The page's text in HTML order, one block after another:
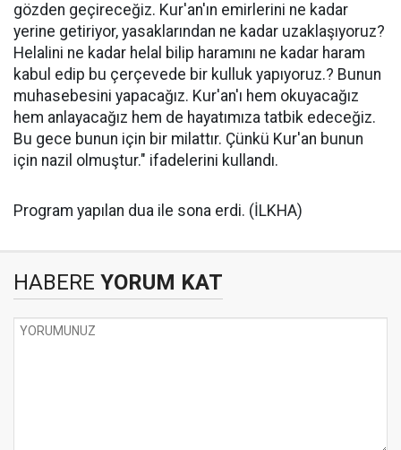
gözden geçireceğiz. Kur'an'ın emirlerini ne kadar
yerine getiriyor, yasaklarından ne kadar uzaklaşıyoruz?
Helalini ne kadar helal bilip haramını ne kadar haram
kabul edip bu çerçevede bir kulluk yapıyoruz.? Bunun
muhasebesini yapacağız. Kur'an'ı hem okuyacağız
hem anlayacağız hem de hayatımıza tatbik edeceğiz.
Bu gece bunun için bir milattır. Çünkü Kur'an bunun
için nazil olmuştur." ifadelerini kullandı.
Program yapılan dua ile sona erdi. (İLKHA)
HABERE YORUM KAT